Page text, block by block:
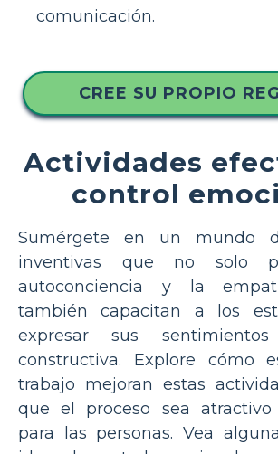
comunicación.
CREE SU PROPIO
Actividades
control
Sumérgete en un mundo
inventivas que no solo
autoconciencia y la
también capacitan a los
expresar sus
constructiva. Explore cómo
trabajo mejoran estas
que el proceso sea
para las personas. Vea